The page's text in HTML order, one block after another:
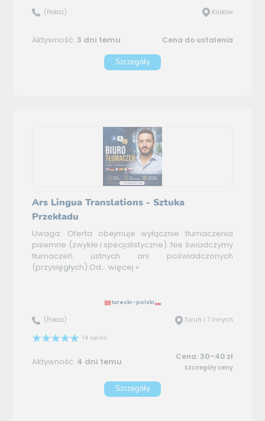
(Pokaż) Kraków
Aktywność: 3 dni temu Cena do ustalenia
Szczegóły
Ars Lingua Translations - Sztuka
Przekładu
Uwaga: Oferta obejmuje wyłącznie tłumaczenia
pisemne (zwykłe i specjalistyczne). Nie świadczymy
tłumaczeń ustnych ani poświadczonych
(przysięgłych).Od... więcej »
turecki–polski
(Pokaż) Toruń i 7 innych
14 opinii
Aktywność: 4 dni temu Cena: 30–40 zł
Szczegóły ceny
Szczegóły